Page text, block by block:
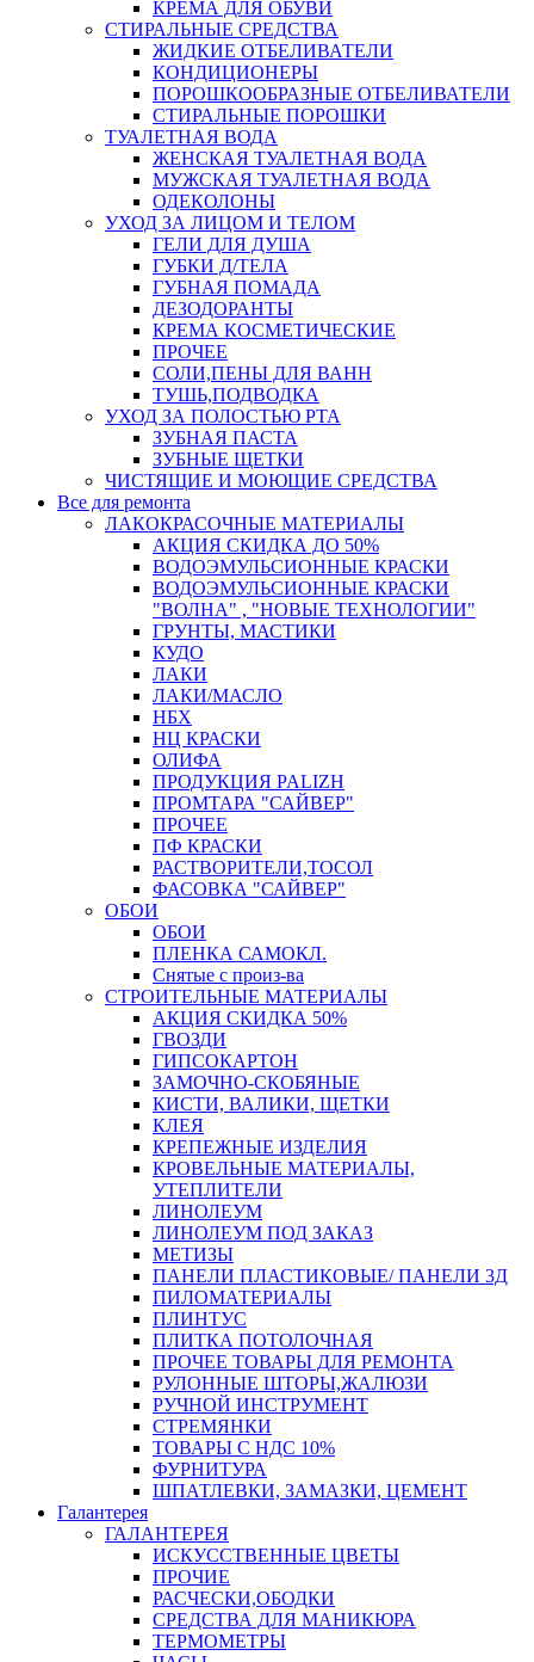
КРЕМА ДЛЯ ОБУВИ
СТИРАЛЬНЫЕ СРЕДСТВА
ЖИДКИЕ ОТБЕЛИВАТЕЛИ
КОНДИЦИОНЕРЫ
ПОРОШКООБРАЗНЫЕ ОТБЕЛИВАТЕЛИ
СТИРАЛЬНЫЕ ПОРОШКИ
ТУАЛЕТНАЯ ВОДА
ЖЕНСКАЯ ТУАЛЕТНАЯ ВОДА
МУЖСКАЯ ТУАЛЕТНАЯ ВОДА
ОДЕКОЛОНЫ
УХОД ЗА ЛИЦОМ И ТЕЛОМ
ГЕЛИ ДЛЯ ДУША
ГУБКИ Д/ТЕЛА
ГУБНАЯ ПОМАДА
ДЕЗОДОРАНТЫ
КРЕМА КОСМЕТИЧЕСКИЕ
ПРОЧЕЕ
СОЛИ,ПЕНЫ ДЛЯ ВАНН
ТУШЬ,ПОДВОДКА
УХОД ЗА ПОЛОСТЬЮ РТА
ЗУБНАЯ ПАСТА
ЗУБНЫЕ ЩЕТКИ
ЧИСТЯЩИЕ И МОЮЩИЕ СРЕДСТВА
Все для ремонта
ЛАКОКРАСОЧНЫЕ МАТЕРИАЛЫ
АКЦИЯ СКИДКА ДО 50%
ВОДОЭМУЛЬСИОННЫЕ КРАСКИ
ВОДОЭМУЛЬСИОННЫЕ КРАСКИ
"ВОЛНА" , "НОВЫЕ ТЕХНОЛОГИИ"
ГРУНТЫ, МАСТИКИ
КУДО
ЛАКИ
ЛАКИ/МАСЛО
НБХ
НЦ КРАСКИ
ОЛИФА
ПРОДУКЦИЯ PALIZH
ПРОМТАРА "САЙВЕР"
ПРОЧЕЕ
ПФ КРАСКИ
РАСТВОРИТЕЛИ,ТОСОЛ
ФАСОВКА "САЙВЕР"
ОБОИ
ОБОИ
ПЛЕНКА САМОКЛ.
Снятые с произ-ва
СТРОИТЕЛЬНЫЕ МАТЕРИАЛЫ
АКЦИЯ СКИДКА 50%
ГВОЗДИ
ГИПСОКАРТОН
ЗАМОЧНО-СКОБЯНЫЕ
КИСТИ, ВАЛИКИ, ЩЕТКИ
КЛЕЯ
КРЕПЕЖНЫЕ ИЗДЕЛИЯ
КРОВЕЛЬНЫЕ МАТЕРИАЛЫ,
УТЕПЛИТЕЛИ
ЛИНОЛЕУМ
ЛИНОЛЕУМ ПОД ЗАКАЗ
МЕТИЗЫ
ПАНЕЛИ ПЛАСТИКОВЫЕ/ ПАНЕЛИ 3Д
ПИЛОМАТЕРИАЛЫ
ПЛИНТУС
ПЛИТКА ПОТОЛОЧНАЯ
ПРОЧЕЕ ТОВАРЫ ДЛЯ РЕМОНТА
РУЛОННЫЕ ШТОРЫ,ЖАЛЮЗИ
РУЧНОЙ ИНСТРУМЕНТ
СТРЕМЯНКИ
ТОВАРЫ С НДС 10%
ФУРНИТУРА
ШПАТЛЕВКИ, ЗАМАЗКИ, ЦЕМЕНТ
Галантерея
ГАЛАНТЕРЕЯ
ИСКУССТВЕННЫЕ ЦВЕТЫ
ПРОЧИЕ
РАСЧЕСКИ,ОБОДКИ
СРЕДСТВА ДЛЯ МАНИКЮРА
ТЕРМОМЕТРЫ